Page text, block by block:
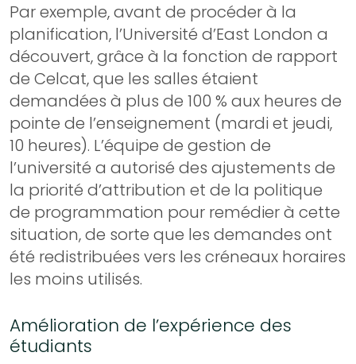
Par exemple, avant de procéder à la
planification, l’Université d’East London a
découvert, grâce à la fonction de rapport
de Celcat, que les salles étaient
demandées à plus de 100 % aux heures de
pointe de l’enseignement (mardi et jeudi,
10 heures). L’équipe de gestion de
l’université a autorisé des ajustements de
la priorité d’attribution et de la politique
de programmation pour remédier à cette
situation, de sorte que les demandes ont
été redistribuées vers les créneaux horaires
les moins utilisés.
Amélioration de l’expérience des
étudiants